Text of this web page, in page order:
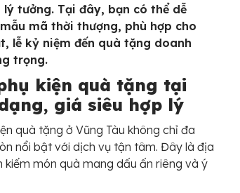
lý tưởng. Tại đây, bạn có thể dễ
mã thời thượng, phù hợp cho
lễ kỷ niệm đến quà tặng doanh
trọng.
kiện quà tặng tại
giá siêu hợp lý
quà tặng ở Vũng Tàu không chỉ đa
nổi bật với dịch vụ tận tâm. Đây là địa
món quà mang dấu ấn riêng và ý